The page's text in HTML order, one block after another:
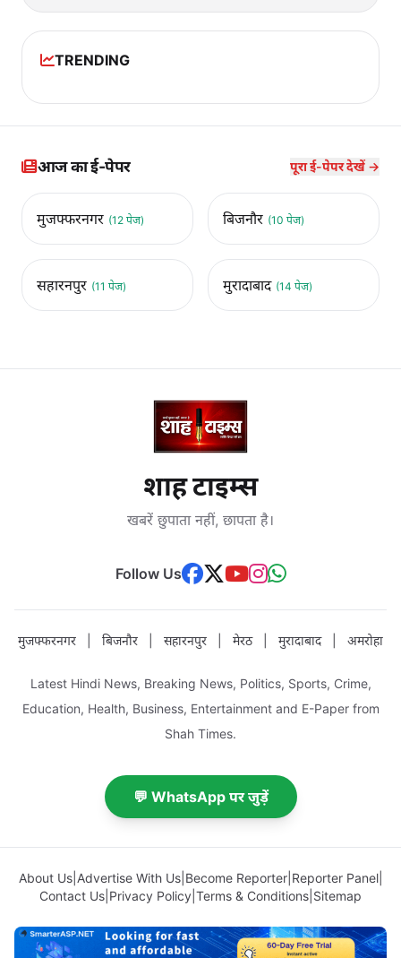
TRENDING
आज का ई-पेपर पूरा ई-पेपर देखें →
मुजफ्फरनगर (12 पेज) बिजनौर (10 पेज)
सहारनपुर (11 पेज) मुरादाबाद (14 पेज)
शाह टाइम्स
खबरें छुपाता नहीं, छापता है।
Follow Us
मुजफ्फरनगर बिजनौर सहारनपुर मेरठ मुरादाबाद अमरोहा
Latest Hindi News, Breaking News, Politics, Sports, Crime,
Education, Health, Business, Entertainment and E-Paper from
Shah Times.
💬 WhatsApp पर जुड़ें
About Us| Advertise With Us| Become Reporter| Reporter Panel|
Contact Us Privacy Policy Terms & Conditions Sitemap